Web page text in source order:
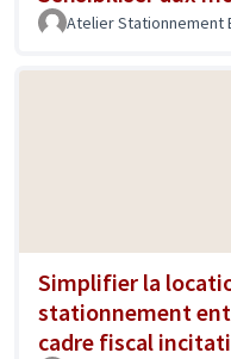
Atelier Stationnement
Simplifier la
stationnement
cadre fiscal